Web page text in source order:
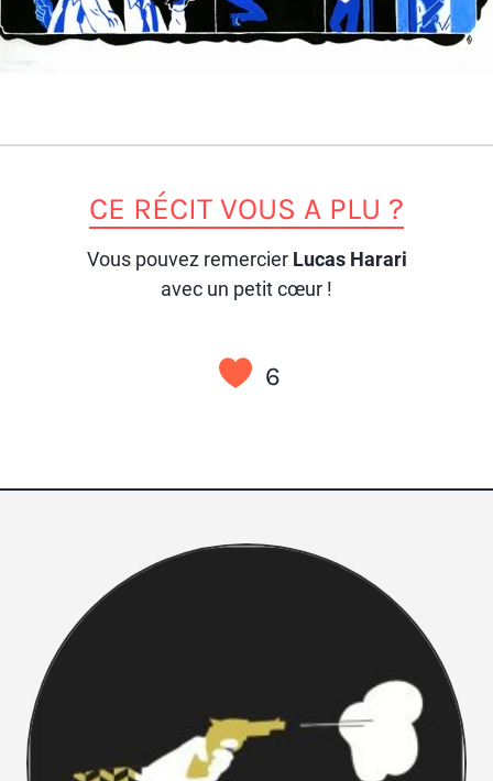
CE RÉCIT VOUS A PLU ?
Vous pouvez remercier Lucas Harari
avec un petit cœur !
6